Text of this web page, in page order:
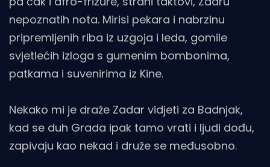
nepoznatih nota. Mirisi pekara i nabrzinu
pripremljenih riba iz uzgoja i leda, gomile
svjetlećih izloga s gumenim bombonima,
patkama i suvenirima iz Kine.
Nekako mi je draže Zadar vidjeti za Badnjak,
kad se duh Grada ipak tamo vrati i ljudi dođu,
zapivaju kao nekad i druže se međusobno.